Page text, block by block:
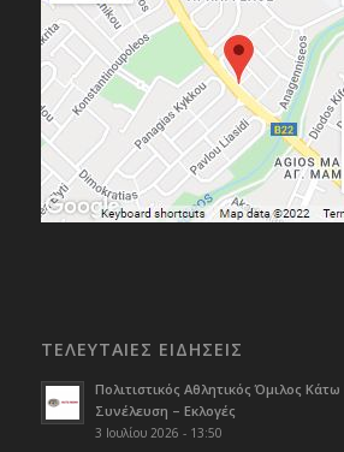
ΤΕΛΕΥΤΑΙΕΣ ΕΙΔΗΣΕΙΣ
Πολιτιστικός Αθλητικός Όμιλος
Συνέλευση – Εκλογές
3 Ιουλίου 2026 - 13:50